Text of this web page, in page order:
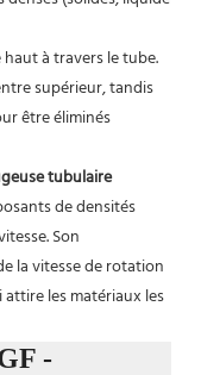
à travers le tube.
supérieur, tandis
être éliminés
tubulaire
de densités
Son
la vitesse de rotation
les matériaux les
-